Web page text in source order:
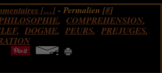
[…]- Permalien [#]
, COMPREHENSION,
,DOGME, PEURS, PREJUGES,